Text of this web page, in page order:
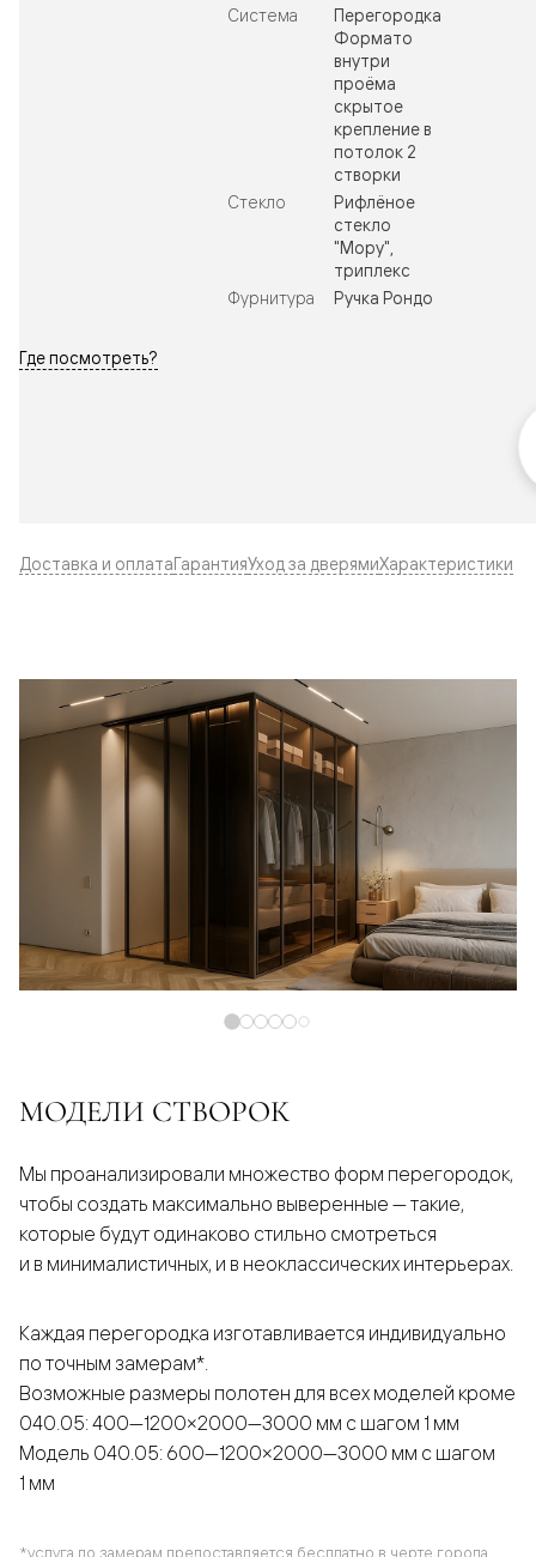
Система
Перегородка
Формато
внутри
проёма
скрытое
крепление в
потолок 2
створки
Стекло
Рифлёное
стекло
"Мору",
триплекс
Фурнитура
Ручка Рондо
Где посмотреть?
Доставка и оплатаГарантияУход за дверямиХарактеристики
МОДЕЛИ СТВОРОК
Мы проанализировали множество форм перегородок,
чтобы создать максимально выверенные — такие,
которые будут одинаково стильно смотреться
и в минималистичных, и в неоклассических интерьерах.
Каждая перегородка изготавливается индивидуально
по точным замерам*.
Возможные размеры полотен для всех моделей кроме
040.05: 400—1200×2000—3000 мм с шагом 1 мм
Модель 040.05: 600—1200×2000—3000 мм с шагом
1 мм
*услуга по замерам предоставляется бесплатно в черте города